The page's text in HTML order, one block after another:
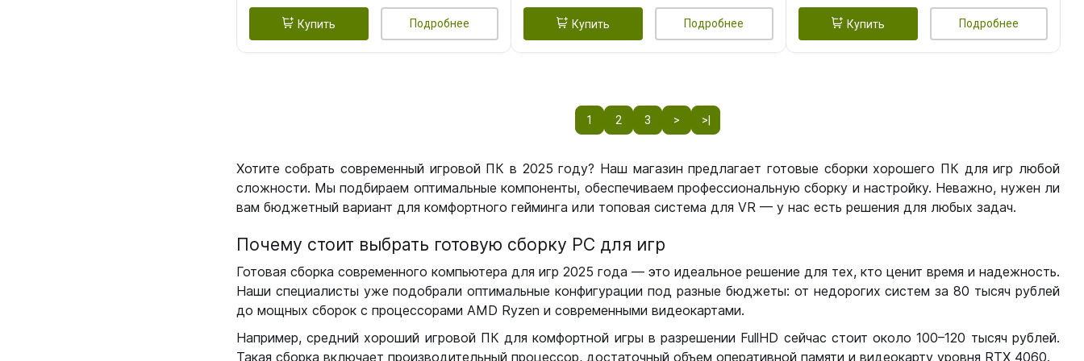
Купить Подробнее Купить Подробнее Купить Подробнее
1 2 3 > >|
Хотите собрать современный игровой ПК в 2025 году? Наш магазин предлагает готовые сборки хорошего ПК для игр любой
сложности. Мы подбираем оптимальные компоненты, обеспечиваем профессиональную сборку и настройку. Неважно, нужен ли
вам бюджетный вариант для комфортного гейминга или топовая система для VR — у нас есть решения для любых задач.
Почему стоит выбрать готовую сборку РС для игр
Готовая сборка современного компьютера для игр 2025 года — это идеальное решение для тех, кто ценит время и надежность.
Наши специалисты уже подобрали оптимальные конфигурации под разные бюджеты: от недорогих систем за 80 тысяч рублей
до мощных сборок с процессорами AMD Ryzen и современными видеокартами.
Например, средний хороший игровой ПК для комфортной игры в разрешении FullHD сейчас стоит около 100–120 тысяч рублей.
Такая сборка включает производительный процессор, достаточный объем оперативной памяти и видеокарту уровня RTX 4060.